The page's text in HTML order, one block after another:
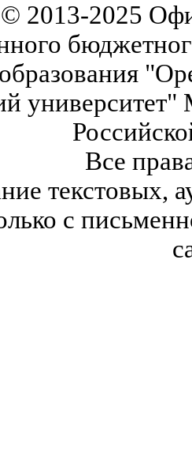
2013-2025
университет"
Все
текстовых,
с